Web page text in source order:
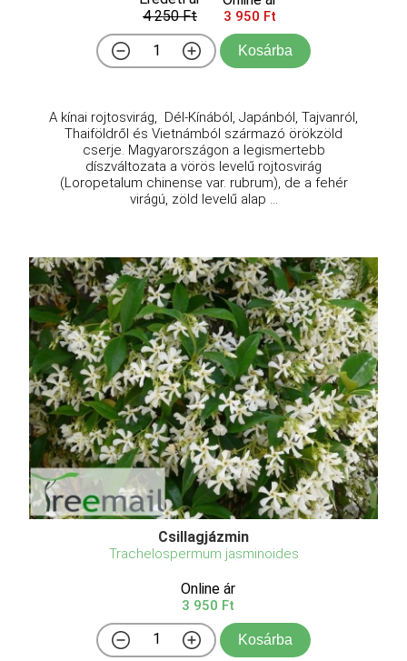
4 250 Ft
3 950 Ft
Kosárba
A kínai rojtosvirág, Dél-Kínából, Japánból, Tajvanról,
Thaiföldről és Vietnámból származó örökzöld
cserje. Magyarországon a legismertebb
díszváltozata a vörös levelű rojtosvirág
(Loropetalum chinense var. rubrum), de a fehér
virágú, zöld levelű alap ...
Csillagjázmin
Trachelospermum jasminoides
Online ár
3 950 Ft
Kosárba